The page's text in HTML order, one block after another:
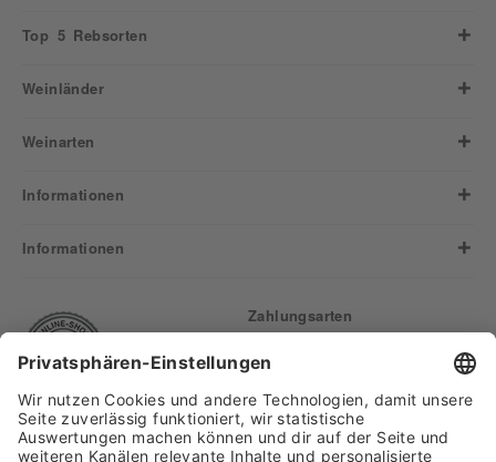
Top 5 Rebsorten
Weinländer
Weinarten
Informationen
Informationen
Zahlungsarten